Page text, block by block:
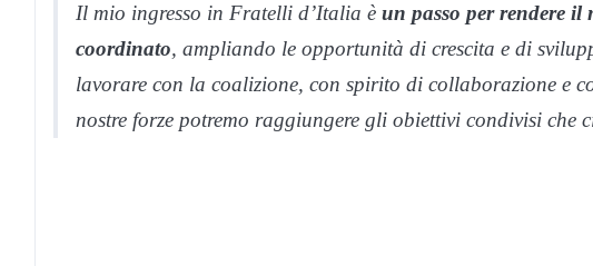
Il mio ingresso in Fratelli d’Italia è un passo per rendere
coordinato, ampliando le opportunità di crescita e di
lavorare con la coalizione, con spirito di collaborazione e
nostre forze potremo raggiungere gli obiettivi condivisi che